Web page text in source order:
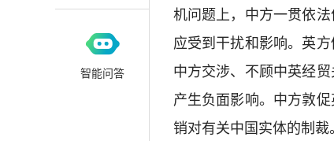
机问题上，中方一贯依
应受到干扰和影响。英
中方交涉、不顾中英经
产生负面影响。中方敦
销对有关中国实体的制裁
智能问答